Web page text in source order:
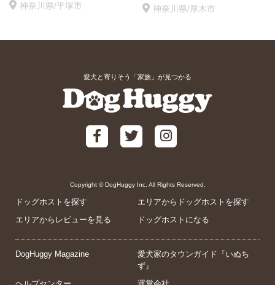
神奈川県/平塚市 神奈川県/厚木市
愛犬と寄りそう「家族」が見つかる
Copyright © DogHuggy Inc. All Rights Reserved.
ドッグホストを探す
エリアからドッグホストを探す
エリアからレビューを見る
ドッグホストになる
DogHuggy Magazine
愛犬家のタウンガイド『いぬち
ず』